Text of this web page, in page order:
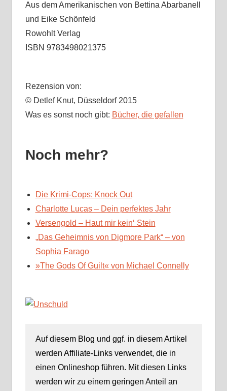
Aus dem Amerikanischen von Bettina Abarbanell
und Eike Schönfeld
Rowohlt Verlag
ISBN 9783498021375
Rezension von:
© Detlef Knut, Düsseldorf 2015
Was es sonst noch gibt: Bücher, die gefallen
Noch mehr?
Die Krimi-Cops: Knock Out
Charlotte Lucas – Dein perfektes Jahr
Versengold – Haut mir kein‘ Stein
„Das Geheimnis von Digmore Park“ – von
Sophia Farago
»The Gods Of Guilt« von Michael Connelly
Auf diesem Blog und ggf. in diesem Artikel
werden Affiliate-Links verwendet, die in
einen Onlineshop führen. Mit diesen Links
werden wir zu einem geringen Anteil an